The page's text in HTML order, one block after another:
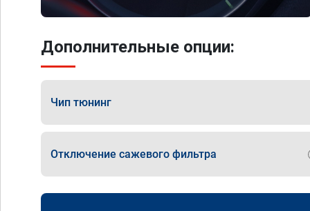
Дополнительные опции:
Чип тюнинг
Отключение сажевого фильтра